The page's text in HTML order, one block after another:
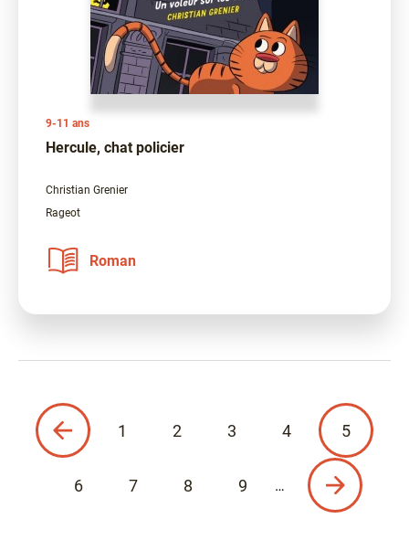
9-11 ans
Hercule, chat policier
Christian Grenier
Rageot
Roman
Page
Page
1 Page
2 Page
3 Page
4
Page
courante
5
Page
6 Page
7 Page
8 Page
9 …
Page
suivante